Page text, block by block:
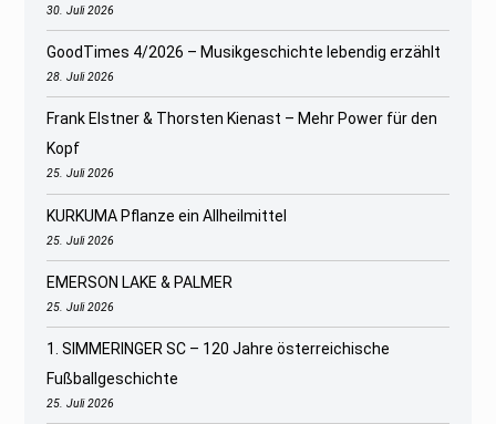
30. Juli 2026
GoodTimes 4/2026 – Musikgeschichte lebendig erzählt
28. Juli 2026
Frank Elstner & Thorsten Kienast – Mehr Power für den
Kopf
25. Juli 2026
KURKUMA Pflanze ein Allheilmittel
25. Juli 2026
EMERSON LAKE & PALMER
25. Juli 2026
1. SIMMERINGER SC – 120 Jahre österreichische
Fußballgeschichte
25. Juli 2026